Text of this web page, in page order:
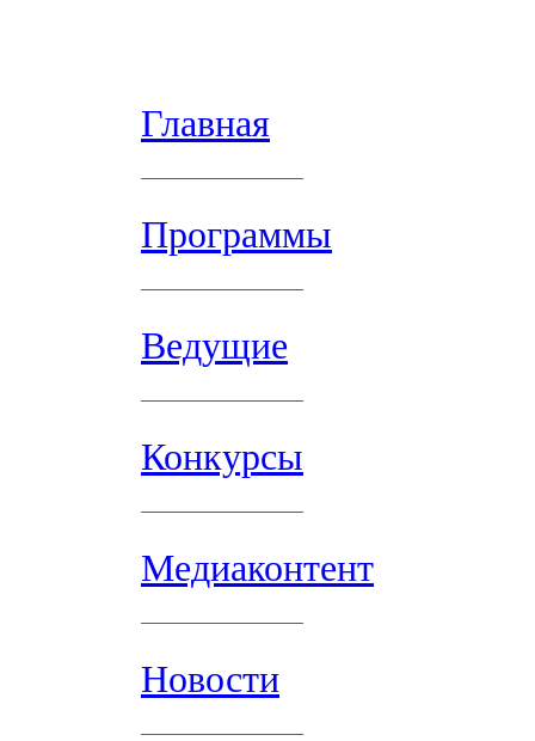
Главная
Программы
Ведущие
Конкурсы
Медиаконтент
Новости